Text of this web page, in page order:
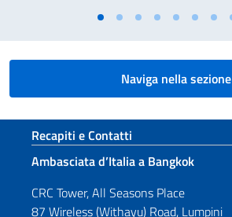
Naviga nella sezione
Sezione footer
Recapiti e Contatti
Ambasciata d’Italia a Bangkok
CRC Tower, All Seasons Place
87 Wireless (Withayu) Road, Lumpini